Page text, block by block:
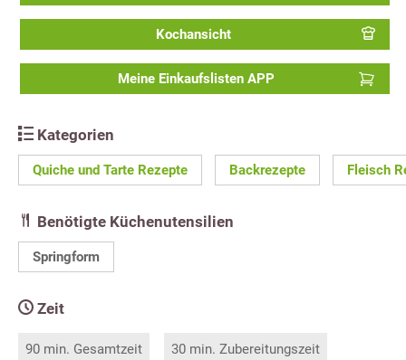
Kochansicht
Meine Einkaufslisten APP
Kategorien
Quiche und Tarte Rezepte Backrezepte Fleisch
Benötigte Küchenutensilien
Springform
Zeit
90 min. Gesamtzeit 30 min. Zubereitungszeit